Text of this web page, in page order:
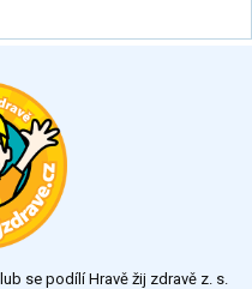
se podílí Hravě žij zdravě z. s.